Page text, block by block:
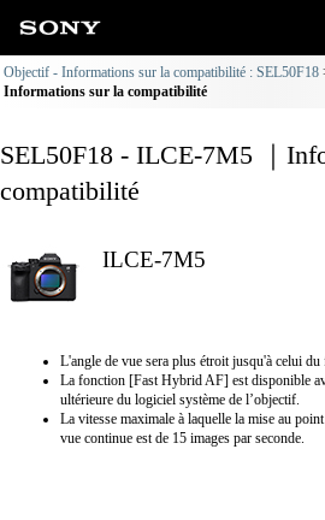
Objectif - Informations sur la compatibilité : SEL50F18
Informations sur la compatibilité
SEL50F18 - ILCE-7M5 ｜
compatibilité
ILCE-7M5
L'angle de vue sera plus étroit jusqu'à celui
La fonction [Fast Hybrid AF] est disponible
ultérieure du logiciel système de l’objectif.
La vitesse maximale à laquelle la mise au
vue continue est de 15 images par seconde.